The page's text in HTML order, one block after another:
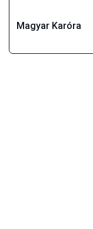
Magyar Karóra